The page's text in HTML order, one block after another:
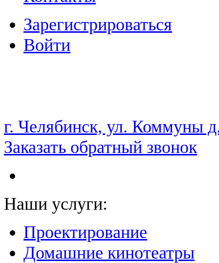
Зарегистрироваться
Войти
НАМ ДОВЕРЯЮТ С 2003 ГОДА
г. Челябинск, ул. Коммуны
Заказать обратный звонок
Наши услуги:
Проектирование
Домашние кинотеатры